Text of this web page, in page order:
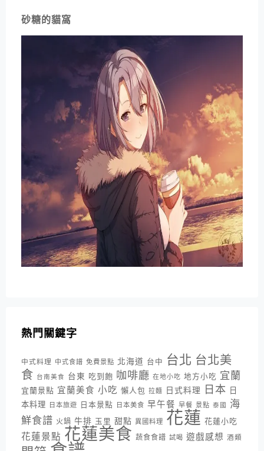
砂糖的貓窩
熱門關鍵字
中式料理 中式食譜 免費景點 北海道 台中 台北 台北美
食 台南美食 台東 吃到飽 咖啡廳 在地小吃 地方小吃 宜蘭
宜蘭景點 宜蘭美食 小吃 懶人包 拉麵 日式料理 日本 日
本料理
日本旅遊 日本景點 日本美食 早午餐 早餐 景點 泰國
海
鮮食譜 火鍋 牛排 玉里 甜點 異國料理 花蓮 花蓮小吃
花蓮景點 花蓮美食 蔬食食譜 試喝 遊戲感想 酒類